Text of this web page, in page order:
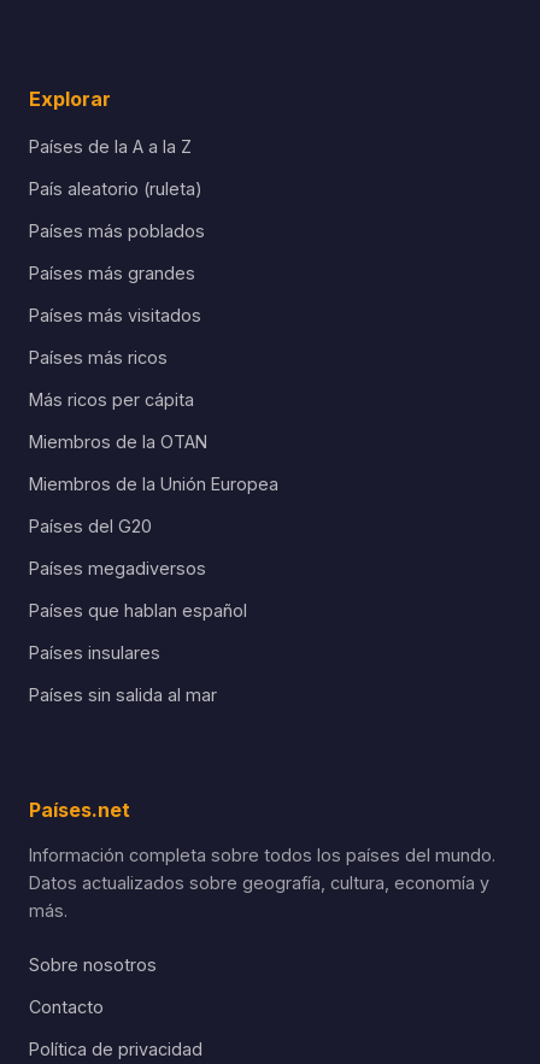
Explorar
Países de la A a la Z
País aleatorio (ruleta)
Países más poblados
Países más grandes
Países más visitados
Países más ricos
Más ricos per cápita
Miembros de la OTAN
Miembros de la Unión Europea
Países del G20
Países megadiversos
Países que hablan español
Países insulares
Países sin salida al mar
Países.net
Información completa sobre todos los países del mundo.
Datos actualizados sobre geografía, cultura, economía y
más.
Sobre nosotros
Contacto
Política de privacidad